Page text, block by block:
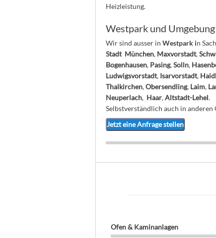
Heizleistung.
Westpark und Umgebung
Wir sind ausser in Westpark in
Stadt München, Maxvorstadt,
Bogenhausen, Pasing,Solln,
Ludwigsvorstadt, Isarvorstadt,
Thalkirchen,Obersendling, Laim,
Neuperlach, Haar,Altstadt-Lehel.
Selbstverständlich auch in
Jetzt eine Anfrage stellen
Ofen & Kaminanlagen